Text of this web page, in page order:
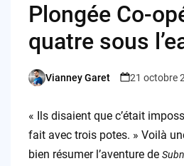
Plongée Co-
quatre sous
Posted
Vianney Garet 21 octobre
« Ils disaient que c’était
fait avec trois potes. » Voilà
bien résumer l’aventure de